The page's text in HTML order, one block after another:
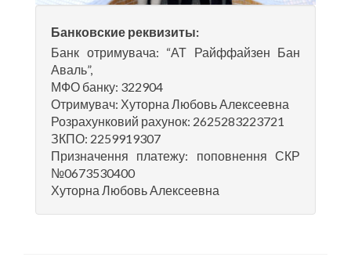
Банковские реквизиты:
Банк отримувача: “АТ Райффайзен Бан
Аваль”,
МФО банку: 322904
Отримувач: Хуторна Любовь Алексеевна
Розрахунковий рахунок: 2625283223721
ЗКПО: 2259919307
Призначення платежу: поповнення СКР
№0673530400
Хуторна Любовь Алексеевна